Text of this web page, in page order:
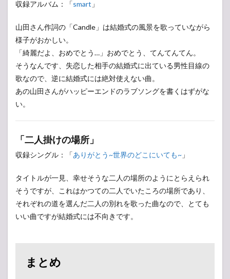
収録アルバム：「smart 」
山田さん作詞の「Candle」は結婚式の風景を歌っていながら
様子がおかしい。
「綺麗だよ、おめでとう…」おめでとう、てんてんてん。
そうなんです、失恋した相手の結婚式に出ている男性目線の
歌なので、逆に結婚式には絶対使えない曲。
あの山田さんがハッピーエンドのラブソングを書くはずがな
い。
「二人掛けの場所」
収録シングル：「ありがとう~世界のどこにいても~ 」
タイトルが一見、幸せそうな二人の場所のようにとらえられ
そうですが、これはかつての二人でいたころの場所であり、
それぞれの道を選んだ二人の別れを歌った曲なので、とても
いい曲ですが結婚式には不向きです。
まとめ